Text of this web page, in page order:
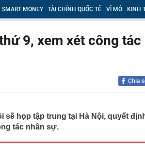
nhân sở hữu 14 bệnh viện, 2.900
"Hệ thống Y khoa tốt nhất Việt Nam
margin trong tháng 8
VN-Index có thể chạm mốc 1.885 điểm
Hóa Xanh, An Khang, vốn hóa
SMART MONEY TÀI CHÍNH QUỐC TẾ VĨ MÔ KINH
9, xem xét công tác
Chia
sẽ họp tập trung tại Hà Nội, quyết
tác nhân sự.